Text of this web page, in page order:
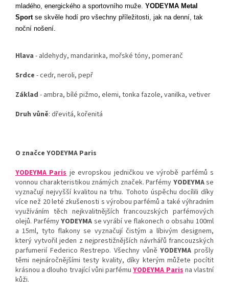
mladého, energického a sportovního muže. YODEYMA Metal
Sportse skvěle hodí pro všechny příležitosti, jak na denní, tak
noční nošení.
Hlava - aldehydy, mandarinka, mořské tóny, pomeranč
Srdce - cedr, neroli, pepř
Základ - ambra, bílé pižmo, elemi, tonka fazole, vanilka, vetiver
Druh vůně: dřevitá, kořenitá
O značce YODEYMA Paris
YODEYMA Paris je evropskou jedničkou ve výrobě parfémů s
vonnou charakteristikou známých značek. Parfémy YODEYMAse
vyznačují nejvyšší kvalitou na trhu. Tohoto úspěchu docílili díky
více než 20 leté zkušenosti s výrobou parfémů a také výhradním
využíváním těch nejkvalitnějších francouzských parfémových
olejů. ParfémyYODEYMA se vyrábí ve flakonech o obsahu 100ml
a 15ml, tyto flakony se vyznačují čistým a líbivým designem,
který vytvořil jeden z nejprestižnějších návrhářů francouzských
parfumerií Federico Restrepo. Všechny vůněYODEYMA prošly
těmi nejnáročnějšími testy kvality, díky kterým můžete pocítit
krásnou a dlouho trvající vůni parfémuYODEYMA Paris na vlastní
kůži.